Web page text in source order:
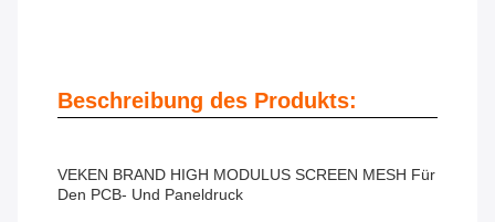
Beschreibung des Produkts:
VEKEN BRAND HIGH MODULUS SCREEN MESH Für
Den PCB- Und Paneldruck